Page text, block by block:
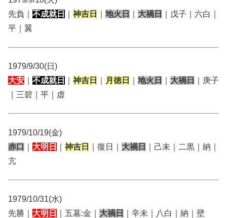
先負｜ 不成就日 神吉日 地火日 大禍日
｜戊子｜六白｜
平｜翼
1979/9/30(日)
大安
不成就日 神吉日 月徳日 地火日 大禍日
｜庚子
｜三碧｜平｜虚
1979/10/19(金)
赤口
大明日 神吉日 ｜復日｜ 大禍日
｜己未｜二黒｜納｜
亢
1979/10/31(水)
先勝｜ 大明日 ｜五墓:金｜ 大禍日 ｜辛未｜八白｜納｜壁